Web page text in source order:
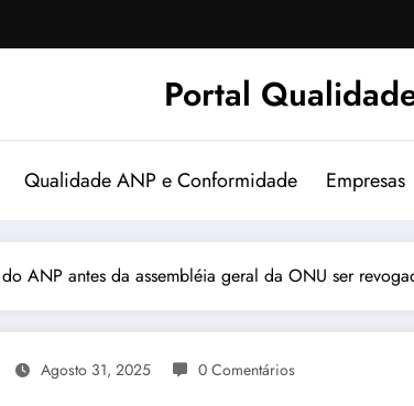
Portal
Qualidade ANP e Conformidade Empresas
do ANP antes da assembléia geral da ONU ser
Agosto 31, 2025 0 Comentários